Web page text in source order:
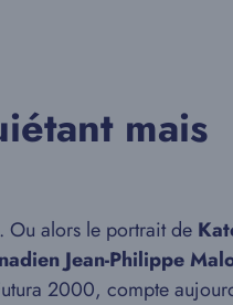
mais
. Ou alors le portrait de
Jean-Philippe
2000, compte